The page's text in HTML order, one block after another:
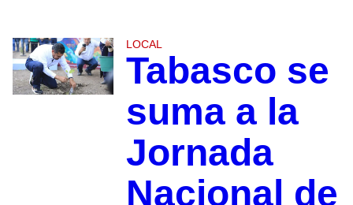
LOCAL
Tabasco se
suma a la
Jornada
Nacional de